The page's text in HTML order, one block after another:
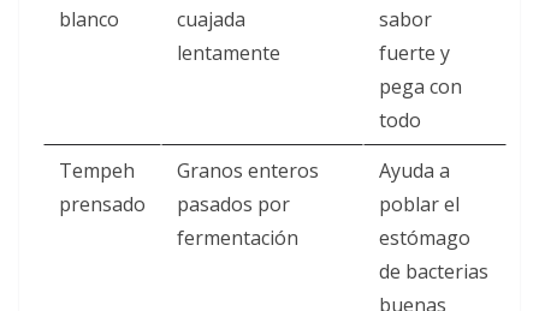
blanco
cuajada
lentamente
sabor
fuerte y
pega con
todo
Tempeh
prensado
Granos enteros
pasados por
fermentación
Ayuda a
poblar el
estómago
de bacterias
buenas